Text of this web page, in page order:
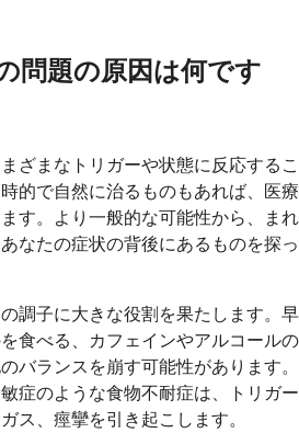
問題の原因は何です
ざまなトリガーや状態に反応するこ
的で自然に治るものもあれば、医療
す。より一般的な可能性から、まれ
なたの症状の背後にあるものを探っ
調子に大きな役割を果たします。早
食べる、カフェインやアルコールの
バランスを崩す可能性があります。
症のような食物不耐症は、トリガー
ス、痙攣を引き起こします。